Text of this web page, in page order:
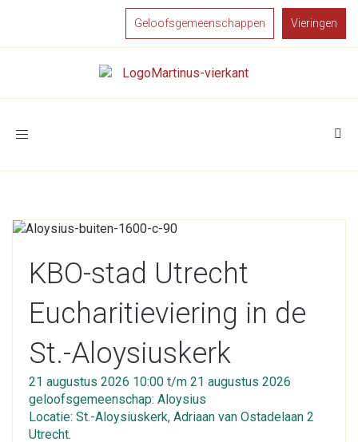
Geloofsgemeenschappen Vieringen
Toggle
KBO-stad Utrecht
Eucharitieviering in de
St.-Aloysiuskerk
21 augustus 2026 10:00 t/m 21 augustus 2026
geloofsgemeenschap: Aloysius
Locatie: St.-Aloysiuskerk, Adriaan van Ostadelaan 2
Utrecht.